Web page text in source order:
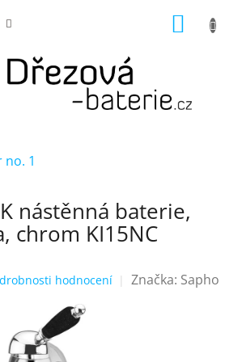
nástěnná baterie,
chrom KI15NC
hodnocení Značka: Sapho